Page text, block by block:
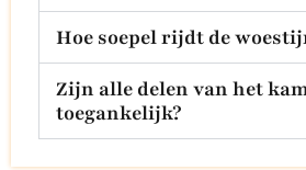
Hoe soepel rijdt de
Zijn alle delen van het
toegankelijk?